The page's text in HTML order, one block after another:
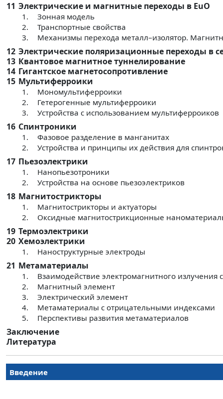
11 Электрические и магнитные переходы в EuO
1.
Зонная модель
2.
Транспортные свойства
3.
Механизмы перехода металл–изолятор.
12 Электрические поляризационные переходы в
13 Квантовое магнитное туннелирование
14 Гигантское магнетосопротивление
15 Мультиферроики
1.
Мономультиферроики
2.
Гетерогенные мультиферроики
3.
Устройства с использованием мультиферроиков
16 Спинтроники
1.
Фазовое разделение в манганитах
2.
Устройства и принципы их действия для
17 Пьезоэлектрики
1.
Нанопьезотроники
2.
Устройства на основе пьезоэлектриков
18 Магнитострикторы
1.
Магнитострикторы и актуаторы
2.
Оксидные магнитострикционные
19 Термоэлектрики
20 Хемоэлектрики
1. Наноструктурные электроды
21 Метаматериалы
1.
Взаимодействие электромагнитного
2.
Магнитный элемент
3.
Электрический элемент
4.
Метаматериалы с отрицательными индексами
5.
Перспективы развития метаматериалов
Заключение
Литература
Введение